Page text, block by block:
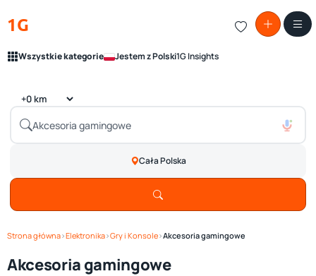
1G
Wszystkie kategorie Jestem z Polski1G Insights
Cała Polska
Strona główna›Elektronika›Gry i Konsole›Akcesoria gamingowe
Akcesoria gamingowe